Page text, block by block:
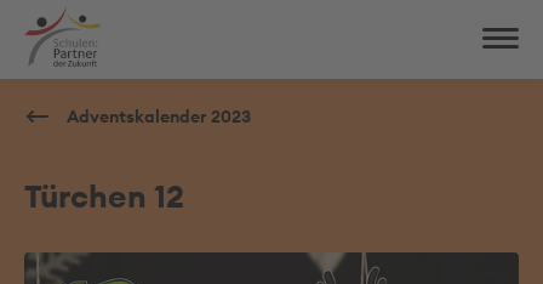
Adventskalender 2023
Türchen 12